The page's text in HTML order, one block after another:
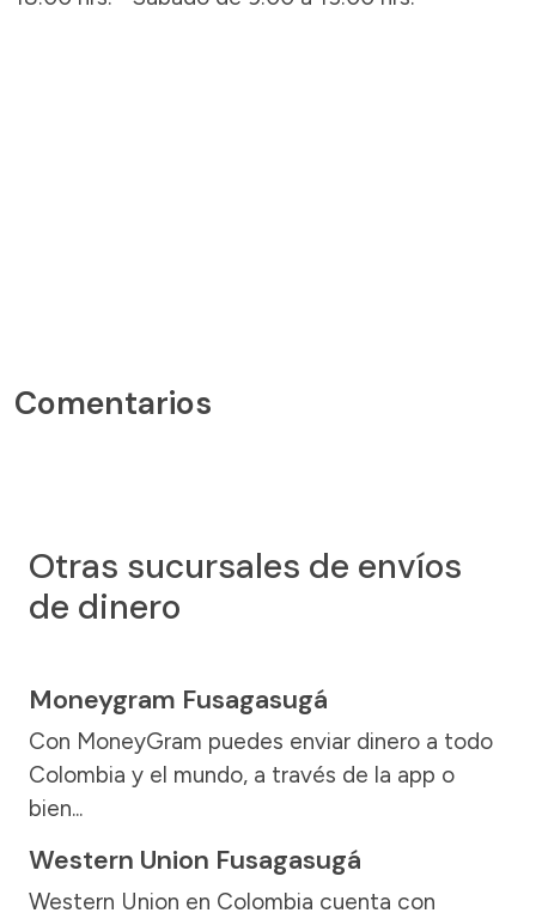
Comentarios
Otras sucursales de envíos
de dinero
Moneygram Fusagasugá
Con MoneyGram puedes enviar dinero a todo
Colombia y el mundo, a través de la app o
bien...
Western Union Fusagasugá
Western Union en Colombia cuenta con